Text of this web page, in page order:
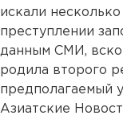
искали
преступлении
данным СМИ,
родила второго
предполагаемый
Азиатские